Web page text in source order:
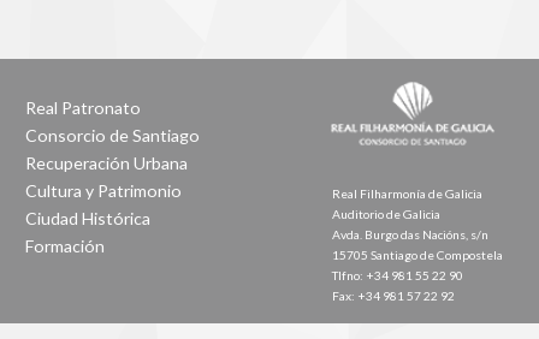
Real Patronato
Consorcio de Santiago
Recuperación Urbana
Cultura y Patrimonio
Ciudad Histórica
Formación
Real Filharmonía de Galicia
Auditorio de Galicia
Avda. Burgo das Nacións, s/n
15705 Santiago de Compostela
Tlfno: +34 981 55 22 90
Fax: +34 981 57 22 92